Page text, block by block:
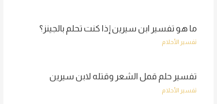
ما هو تفسير ابن سيرين إذا كنت تحلم بالجينز؟
تفسير الأحلام
تفسير حلم قمل الشعر وقتله لابن سيرين
تفسير الأحلام